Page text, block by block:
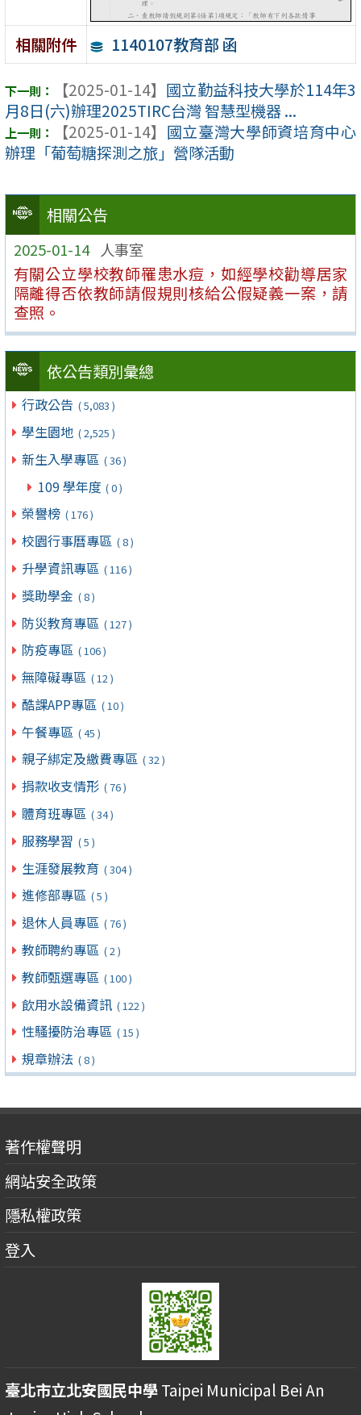
相關公告
2025-01-14 人事室
有關公立學校教師罹患水痘，如經學校勸導居家
隔離得否依教師請假規則核給公假疑義一案，請
查照。
依公告類別彙總
行政公告 ( 5,083 )
學生園地 ( 2,525 )
新生入學專區 ( 36 )
109 學年度 ( 0 )
榮譽榜 ( 176 )
校園行事曆專區 ( 8 )
升學資訊專區 ( 116 )
獎助學金 ( 8 )
防災教育專區 ( 127 )
防疫專區 ( 106 )
無障礙專區 ( 12 )
酷課APP專區 ( 10 )
午餐專區 ( 45 )
親子綁定及繳費專區 ( 32 )
捐款收支情形 ( 76 )
體育班專區 ( 34 )
服務學習 ( 5 )
生涯發展教育 ( 304 )
進修部專區 ( 5 )
退休人員專區 ( 76 )
教師聘約專區 ( 2 )
教師甄選專區 ( 100 )
飲用水設備資訊 ( 122 )
性騷擾防治專區 ( 15 )
規章辦法 ( 8 )
相關附件 1140107教育部 函
【2025-01-14】 國立勤益科技大學於114年3
月8日(六)辦理2025TIRC台灣 智慧型機器 ...
【2025-01-14】 國立臺灣大學師資培育中心
辦理「葡萄糖探測之旅」營隊活動
著作權聲明
網站安全政策
隱私權政策
登入
臺北市立北安國民中學Taipei Municipal Bei An